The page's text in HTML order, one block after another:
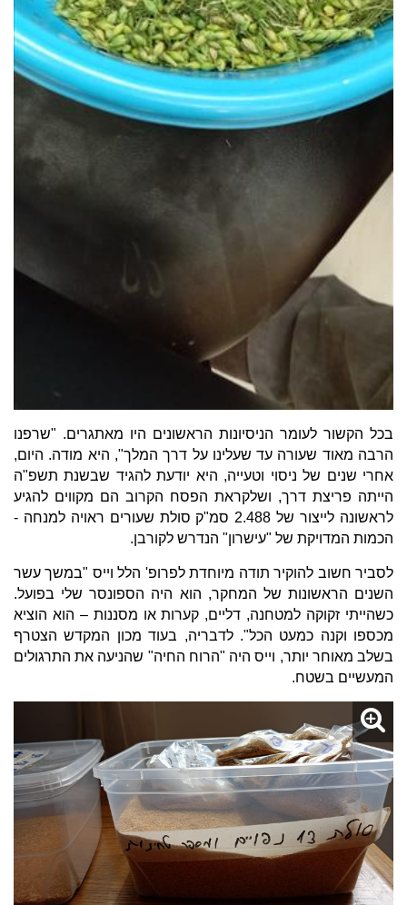
בכל הקשור לעומר הניסיונות הראשונים היו מאתגרים. "שרפנו
הרבה מאוד שעורה עד שעלינו על דרך המלך", היא מודה. היום,
אחרי שנים של ניסוי וטעייה, היא יודעת להגיד שבשנת תשפ"ה
הייתה פריצת דרך, ושלקראת הפסח הקרוב הם מקווים להגיע
לראשונה לייצור של 2.488 סמ"ק סולת שעורים ראויה למנחה -
הכמות המדויקת של "עישרון" הנדרש לקורבן.
לסביר חשוב להוקיר תודה מיוחדת לפרופ' הלל וייס "במשך עשר
השנים הראשונות של המחקר, הוא היה הספונסר שלי בפועל.
כשהייתי זקוקה למטחנה, דליים, קערות או מסננות – הוא הוציא
מכספו וקנה כמעט הכל". לדבריה, בעוד מכון המקדש הצטרף
בשלב מאוחר יותר, וייס היה "הרוח החיה" שהניעה את התרגולים
המעשיים בשטח.